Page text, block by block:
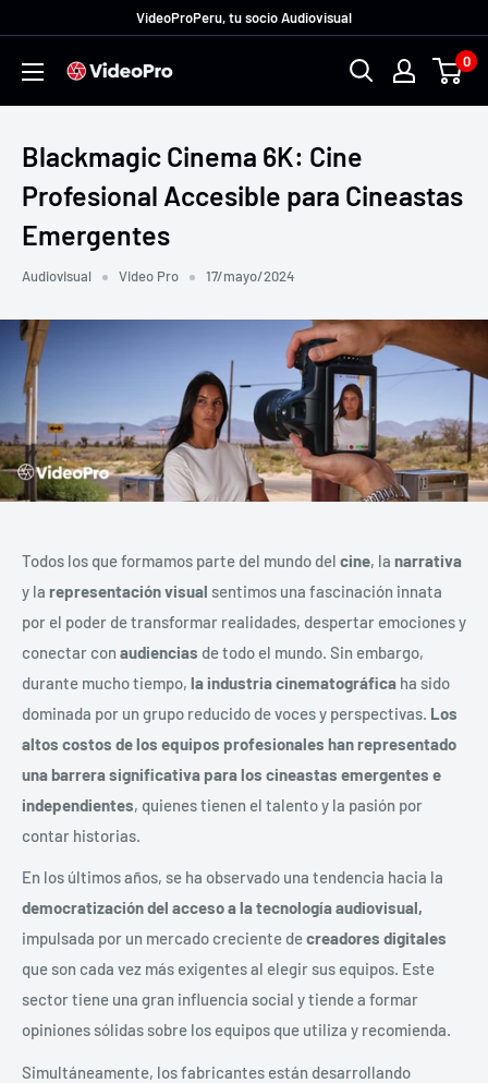
contenido
VideoProPeru, tu socio Audiovisual
VideoProPeru
0
Blackmagic Cinema 6K: Cine
Profesional Accesible para Cineastas
Emergentes
Audiovisual Video Pro 17/mayo/2024
Todos los que formamos parte del mundo del cine, la narrativa
y la representación visual sentimos una fascinación innata
por el poder de transformar realidades, despertar emociones y
conectar con audiencias de todo el mundo. Sin embargo,
durante mucho tiempo, la industria cinematográfica ha sido
dominada por un grupo reducido de voces y perspectivas. Los
altos costos de los equipos profesionales han representado
una barrera significativa para los cineastas emergentes e
independientes, quienes tienen el talento y la pasión por
contar historias.
En los últimos años, se ha observado una tendencia hacia la
democratización del acceso a la tecnología audiovisual,
impulsada por un mercado creciente decreadores digitales
que son cada vez más exigentes al elegir sus equipos. Este
sector tiene una gran influencia social y tiende a formar
opiniones sólidas sobre los equipos que utiliza y recomienda.
Simultáneamente, los fabricantes están desarrollando